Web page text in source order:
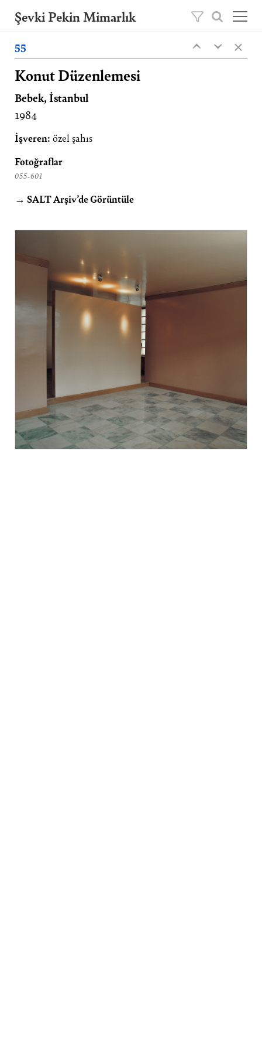
Şevki Pekin Mimarlık
mimarlık ofisini, 2020 yılından itibaren oğlu
Ömer Pekin yönetmektedir.
Projeler
Hakkımızda
Yayınlar
55 ‹
‹ ×
Konut Düzenlemesi
Bebek, İstanbul
1984
İşveren: özel şahıs
Fotoğraflar
055-601
→ SALT Arşiv’de Görüntüle